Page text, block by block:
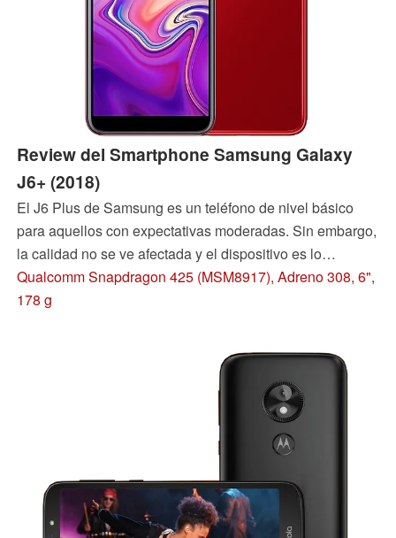
Review del Smartphone Samsung Galaxy
J6+ (2018)
El J6 Plus de Samsung es un teléfono de nivel básico
para aquellos con expectativas moderadas. Sin embargo,
la calidad no se ve afectada y el dispositivo es lo
suficientemente rápido para las aplicaciones diarias.
Averigüemos lo que podemos esperar de un smartphone
Qualcomm Snapdragon 425 (MSM8917), Adreno 308, 6",
178 g